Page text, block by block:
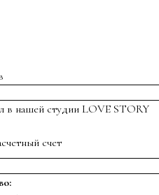
в нашей студии LOVE STORY
счет